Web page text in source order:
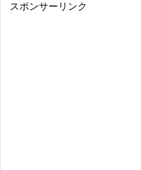
スポンサーリンク